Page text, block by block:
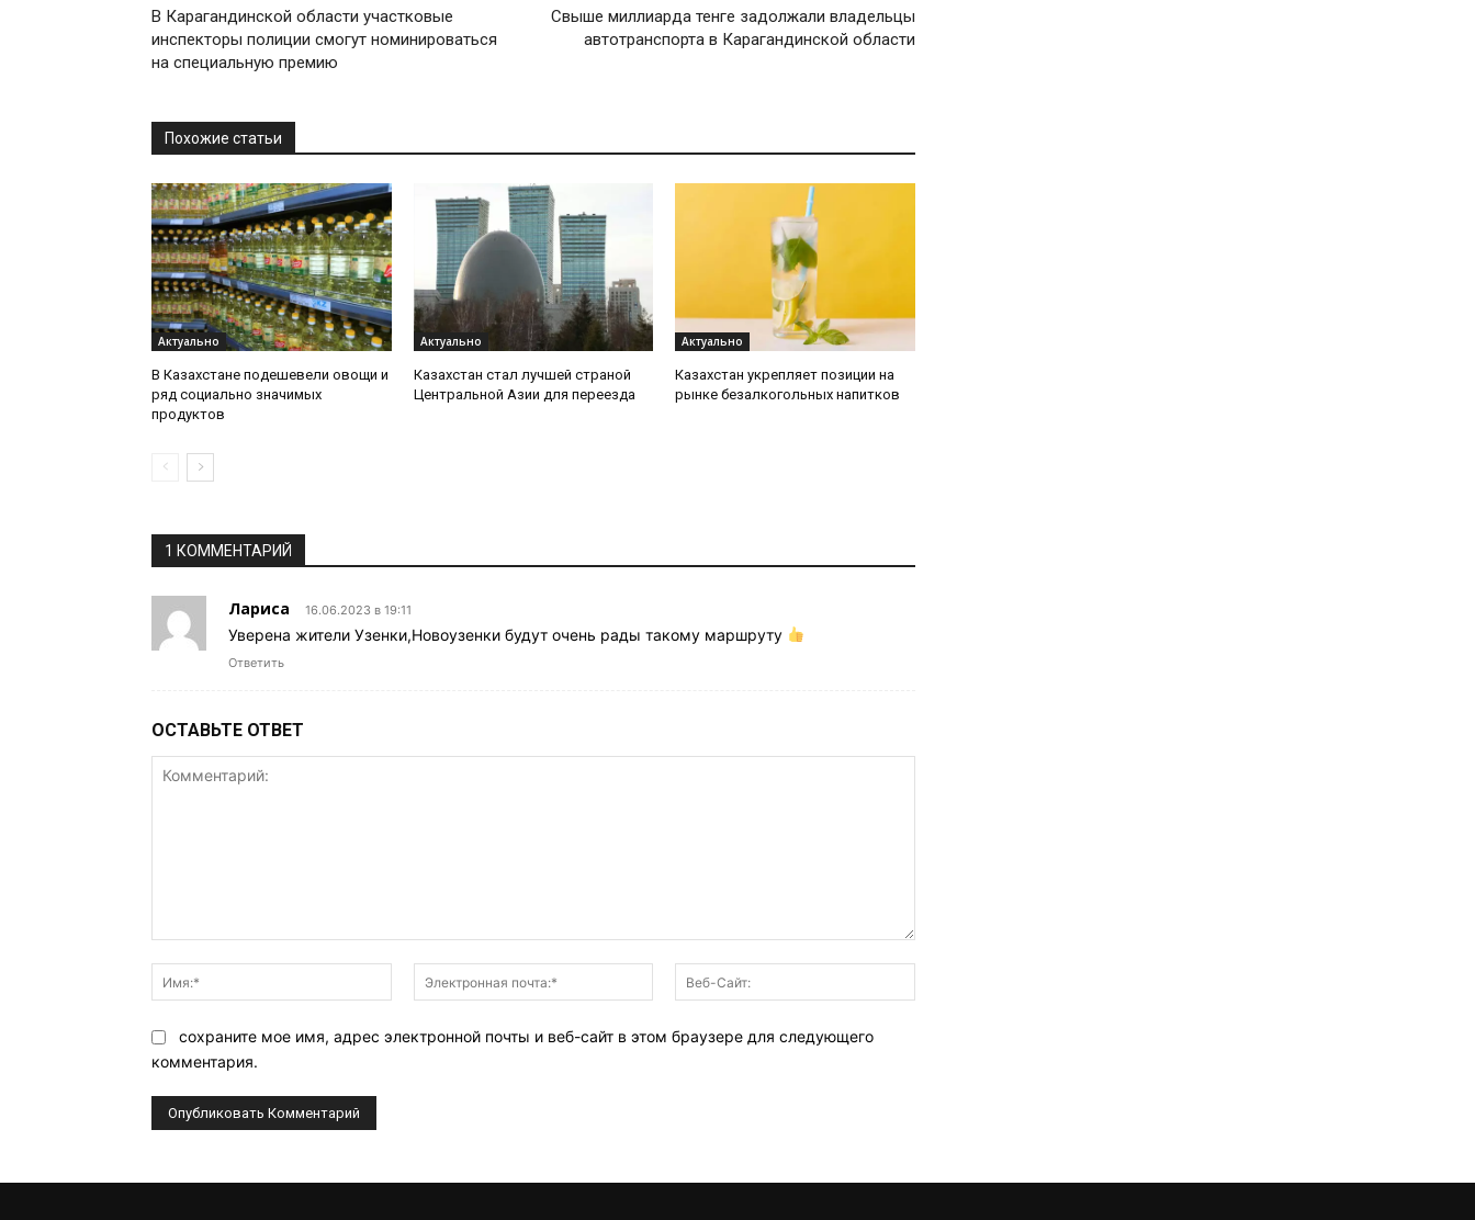
В Карагандинской области участковые
инспекторы полиции смогут номинироваться
на специальную премию
Свыше миллиарда тенге задолжали владельцы
автотранспорта в Карагандинской области
Похожие статьи
Актуально
В Казахстане подешевели овощи и
ряд социально значимых
продуктов
Актуально
Казахстан стал лучшей страной
Центральной Азии для переезда
Актуально
Казахстан укрепляет позиции на
рынке безалкогольных напитков
1 КОММЕНТАРИЙ
Лариса 16.06.2023 в 19:11
Уверена жители Узенки,Новоузенки будут очень рады такому маршруту
Ответить
ОСТАВЬТЕ ОТВЕТ
Имя:*
Электронная
почта:*
Сайт:
сохраните мое имя, адрес электронной почты и веб-сайт в этом браузере для следующего
комментария.